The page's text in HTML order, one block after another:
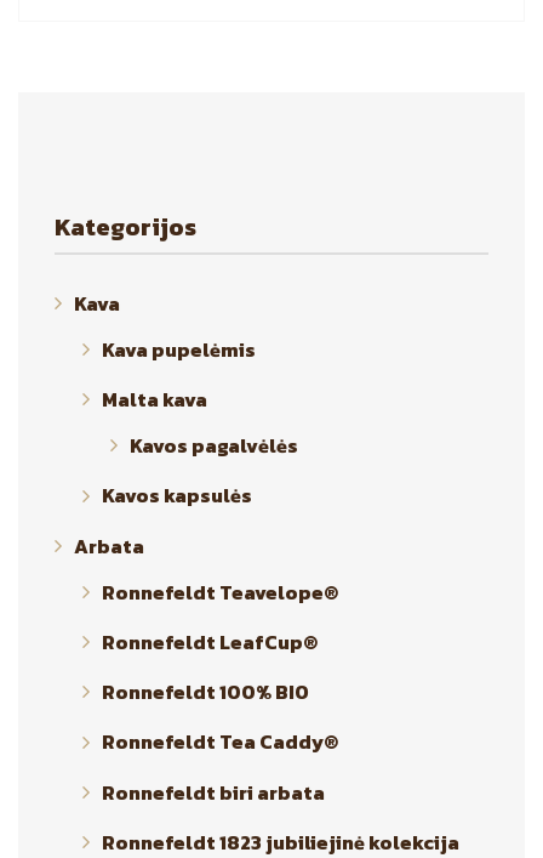
Kategorijos
Kava
Kava pupelėmis
Malta kava
Kavos pagalvėlės
Kavos kapsulės
Arbata
Ronnefeldt Teavelope®
Ronnefeldt LeafCup®
Ronnefeldt 100% BIO
Ronnefeldt Tea Caddy®
Ronnefeldt biri arbata
Ronnefeldt 1823 jubiliejinė kolekcija